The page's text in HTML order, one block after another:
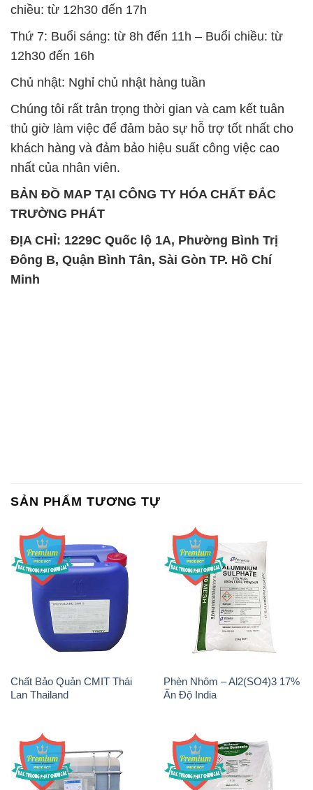
SẢN PHẨM TƯƠNG TỰ
Chất tạo bọt Las P Tico Tank
IBC Bồn Việt Nam
Sodium Benzoate – Mốc Bột
Kalama Food Grade Mỹ Usa
Magie Clorua – MGCL2 Dạng
Vảy Shreeji Magnesia Works
Ấn Độ India
Muối NaCL – Sodium Chloride
TRS Thái Lan